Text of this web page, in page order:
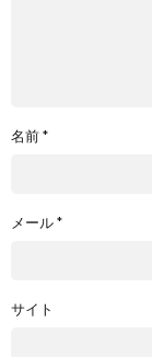
名前*
メール*
サイト